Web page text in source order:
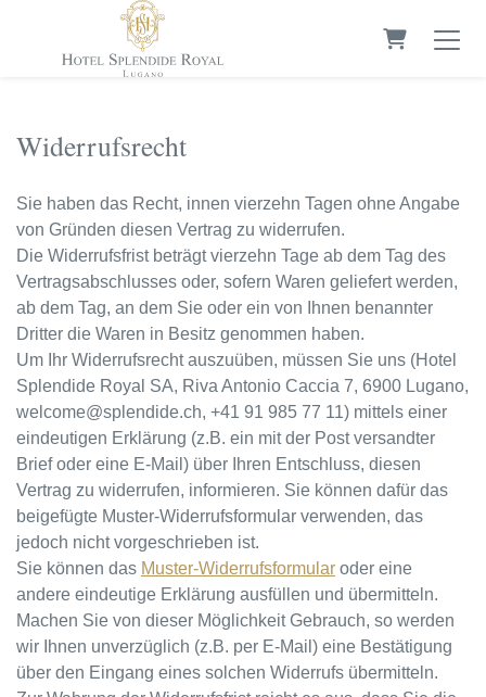
Warenkorb
Widerrufsrecht
Sie haben das Recht, innen vierzehn Tagen ohne Angabe
von Gründen diesen Vertrag zu widerrufen.
Die Widerrufsfrist beträgt vierzehn Tage ab dem Tag des
Vertragsabschlusses oder, sofern Waren geliefert werden,
ab dem Tag, an dem Sie oder ein von Ihnen benannter
Dritter die Waren in Besitz genommen haben.
Um Ihr Widerrufsrecht auszuüben, müssen Sie uns (Hotel
Splendide Royal SA, Riva Antonio Caccia 7, 6900 Lugano,
welcome@splendide.ch, +41 91 985 77 11) mittels einer
eindeutigen Erklärung (z.B. ein mit der Post versandter
Brief oder eine E-Mail) über Ihren Entschluss, diesen
Vertrag zu widerrufen, informieren. Sie können dafür das
beigefügte Muster-Widerrufsformular verwenden, das
jedoch nicht vorgeschrieben ist.
Sie können das Muster-Widerrufsformular oder eine
andere eindeutige Erklärung ausfüllen und übermitteln.
Machen Sie von dieser Möglichkeit Gebrauch, so werden
wir Ihnen unverzüglich (z.B. per E-Mail) eine Bestätigung
über den Eingang eines solchen Widerrufs übermitteln.